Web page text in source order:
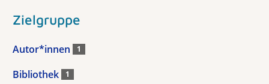
Zielgruppe
Autor*innen 1
Bibliothek 1